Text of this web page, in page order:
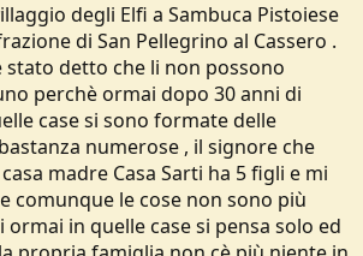
degli Elfi a Sambuca Pistoiese
di San Pellegrino al Cassero .
stato detto che li non possono
perchè ormai dopo 30 anni di
case si sono formate delle
numerose , il signore che
madre Casa Sarti ha 5 figli e mi
comunque le cose non sono più
ormai in quelle case si pensa solo ed